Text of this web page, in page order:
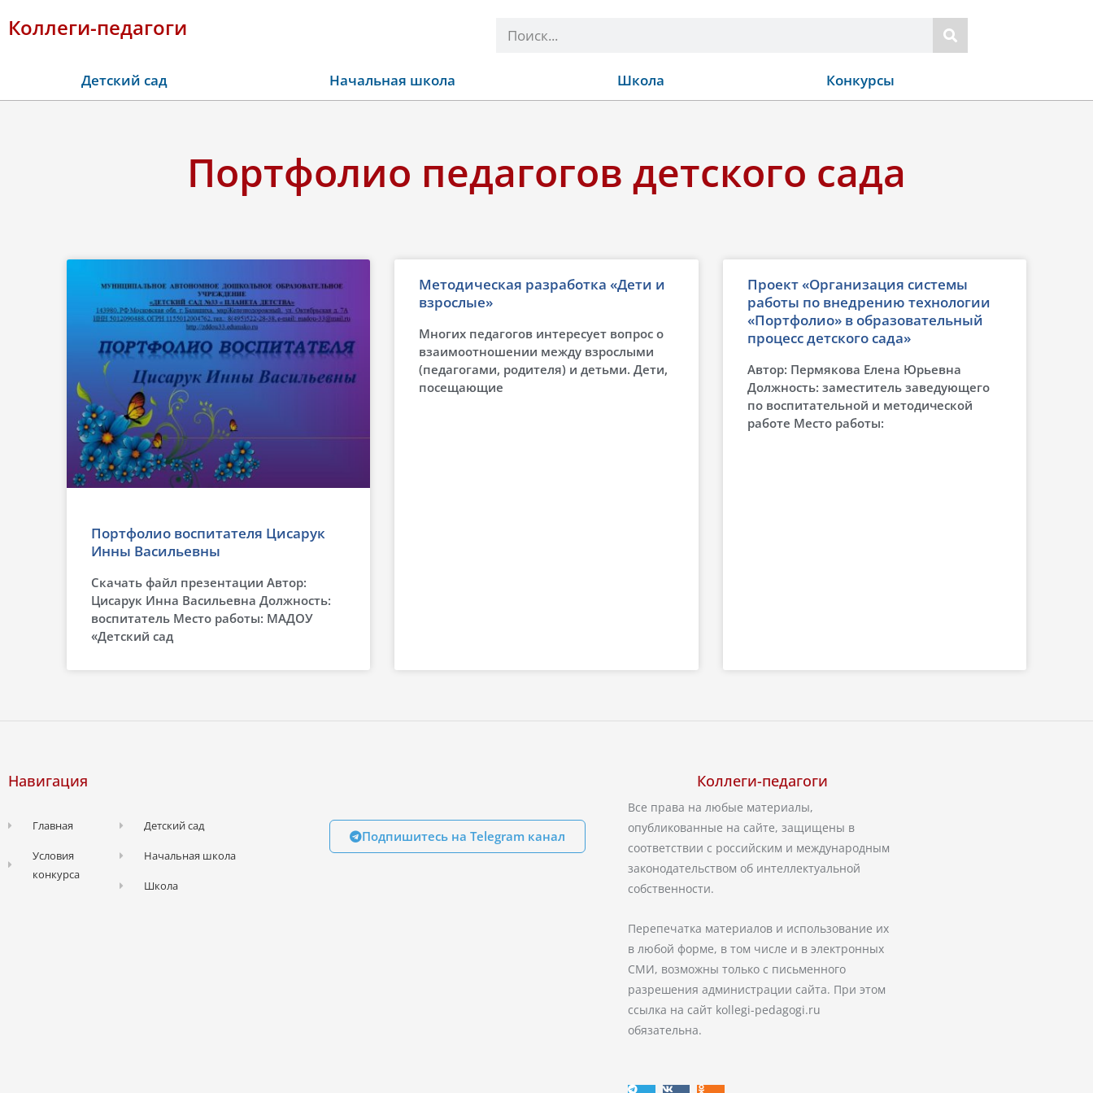
Коллеги-педагоги Поиск
Детский сад Начальная школа Школа Конкурсы
Портфолио педагогов детского сада
Портфолио воспитателя Цисарук
Инны Васильевны
Скачать файл презентации Автор:
Цисарук Инна Васильевна Должность:
воспитатель Место работы: МАДОУ
«Детский сад
Методическая разработка «Дети и
взрослые»
Многих педагогов интересует вопрос о
взаимоотношении между взрослыми
(педагогами, родителя) и детьми. Дети,
посещающие
Проект «Организация системы
работы по внедрению технологии
«Портфолио» в образовательный
процесс детского сада»
Автор: Пермякова Елена Юрьевна
Должность: заместитель заведующего
по воспитательной и методической
работе Место работы:
Навигация
Главная
Условия
конкурса
Детский сад
Начальная школа
Школа
Подпишитесь на Telegram канал
Коллеги-педагоги
Все права на любые материалы,
опубликованные на сайте, защищены в
соответствии с российским и международным
законодательством об интеллектуальной
собственности.
Перепечатка материалов и использование их
в любой форме, в том числе и в электронных
СМИ, возможны только с письменного
разрешения администрации сайта. При этом
ссылка на сайт kollegi-pedagogi.ru
обязательна.
l n